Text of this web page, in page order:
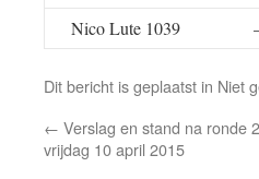
Nico Lute 1039
Dit bericht is geplaatst in Niet
← Verslag en stand na ronde
vrijdag 10 april 2015